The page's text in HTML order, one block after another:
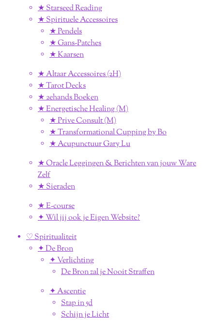
★ Starseed Reading
★ Spirituele Accessoires
★ Pendels
★ Gans-Patches
★ Kaarsen
★ Altaar Accessoires (2H)
★ Tarot Decks
★ 2ehands Boeken
★ Energetische Healing (M)
★ Prive Consult (M)
★ Transformational Cupping by Bo
★ Acupunctuur Gary Lu
★ Oracle Leggingen & Berichten van jouw Ware
Zelf
★ Sieraden
★ E-course
✦ Wil jij ook je Eigen Website?
♡ Spiritualiteit
✦ De Bron
✦ Verlichting
De Bron zal je Nooit Straffen
✦ Ascentie
Stap in 5d
Schijn je Licht